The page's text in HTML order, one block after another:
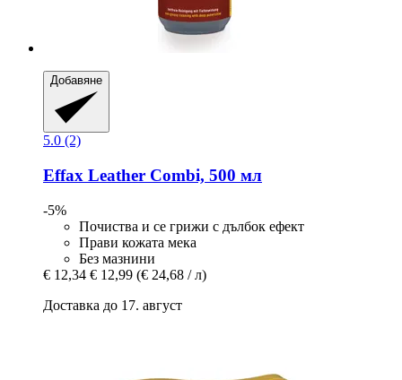
Добавяне
5.0 (2)
Effax Leather Combi, 500 мл
-5%
Почиства и се грижи с дълбок ефект
Прави кожата мека
Без мазнини
€ 12,34 € 12,99 (€ 24,68 / л)
Доставка до 17. август